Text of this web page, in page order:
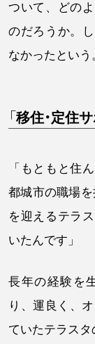
ついて、どの
のだろうか。
なかったという
「移住・定住
「もともと住
都城市の職場
を迎えるテラ
いたんです」
長年の経験を
り、運良く、
ていたテラスタ